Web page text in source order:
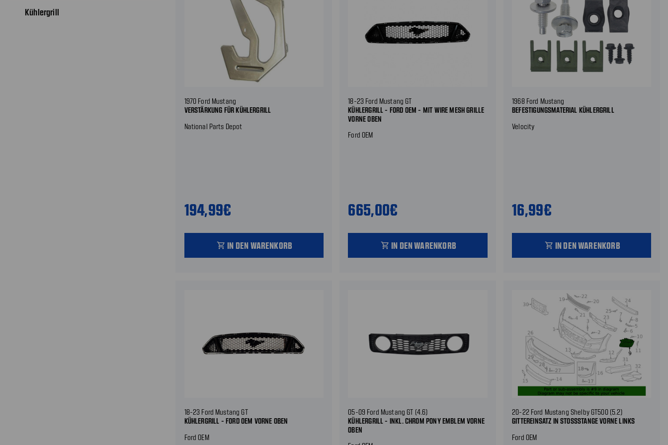
Kühlergrill
1970 Ford Mustang
VERSTÄRKUNG FÜR KÜHLERGRILL
National Parts Depot
194,99€
shopping_cart IN DEN WARENKORB
18-23 Ford Mustang GT
KÜHLERGRILL - FORD OEM - MIT WIRE MESH GRILLE
VORNE OBEN
Ford OEM
665,00€
shopping_cart IN DEN WARENKORB
1968 Ford Mustang
BEFESTIGUNGSMATERIAL KÜHLERGRILL
Velocity
16,99€
shopping_cart IN DEN WARENKORB
18-23 Ford Mustang GT
KÜHLERGRILL - FORD OEM VORNE OBEN
Ford OEM
05-09 Ford Mustang GT (4.6)
KÜHLERGRILL - INKL. CHROM PONY EMBLEM VORNE
OBEN
20-22 Ford Mustang Shelby GT500 (5.2)
GITTEREINSATZ IN STOSSSTANGE VORNE LINKS
Ford OEM